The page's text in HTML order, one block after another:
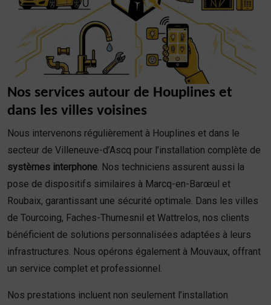
Nos services autour de Houplines et
dans les villes voisines
Nous intervenons régulièrement à Houplines et dans le
secteur de Villeneuve-d’Ascq pour l’installation complète de
systèmes interphone . Nos techniciens assurent aussi la
pose de dispositifs similaires à Marcq-en-Barœul et
Roubaix, garantissant une sécurité optimale. Dans les villes
de Tourcoing, Faches-Thumesnil et Wattrelos, nos clients
bénéficient de solutions personnalisées adaptées à leurs
infrastructures. Nous opérons également à Mouvaux, offrant
un service complet et professionnel.
Nos prestations incluent non seulement l’installation